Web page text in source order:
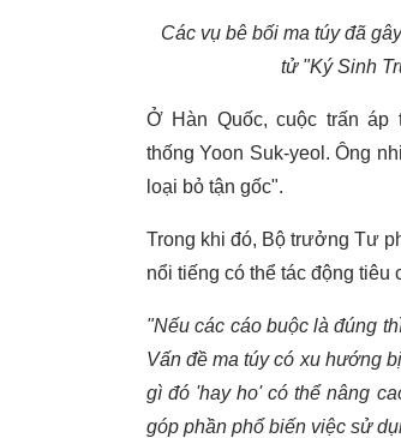
Các vụ bê bối ma túy đã
tử "Ký Sinh
Ở Hàn Quốc, cuộc trấn áp
thống Yoon Suk-yeol. Ông
loại bỏ tận gốc".
Trong khi đó, Bộ trưởng Tư
nổi tiếng có thể tác động tiêu
"Nếu các cáo buộc là đúng
Vấn đề ma túy có xu hướng
gì đó 'hay ho' có thể nâng
góp phần phổ biến việc sử